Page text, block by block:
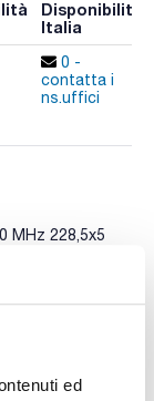
ed
Disponibilità
Italia
0 -
contatta i
ns.uffici
MHz 228,5x5